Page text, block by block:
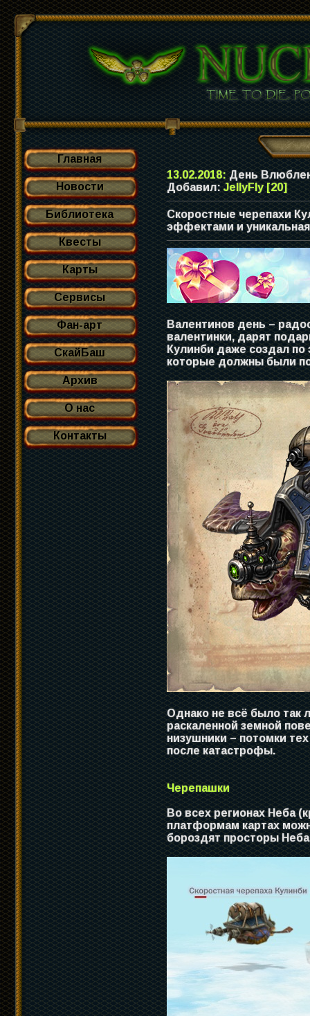
Главная
Новости
Библиотека
Квесты
Карты
Сервисы
Фан-арт
СкайБаш
Архив
О нас
Контакты
13.02.2018: День
Добавил: JellyFly [20]
Скоростные черепахи
эффектами и
Валентинов день –
валентинки, дарят
Кулинби даже создал по
которые должны были
Однако не всё было так
раскаленной земной
низушники – потомки
после катастрофы.
Черепашки
Во всех регионах Неба
платформам картах
бороздят просторы